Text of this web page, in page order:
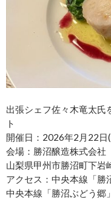
出張シェフ佐々木竜太氏
ト
開催日：2026年2月22日
会場：勝沼醸造株式会社
山梨県甲州市勝沼町下岩
アクセス：中央本線「勝
中央本線「勝沼ぶどう郷